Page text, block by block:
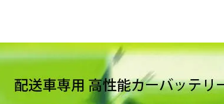
BELLOF ジャンプスターター